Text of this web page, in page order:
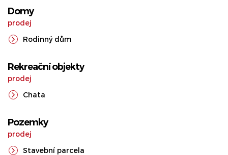
Domy
prodej
Rodinný dům
Rekreační objekty
prodej
Chata
Pozemky
prodej
Stavební parcela